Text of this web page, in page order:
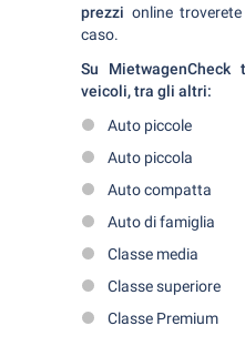
prezzi online
caso.
Su
veicoli, tra gli altri:
Auto piccole
Auto piccola
Auto compatta
Auto di famiglia
Classe media
Classe superiore
Classe Premium